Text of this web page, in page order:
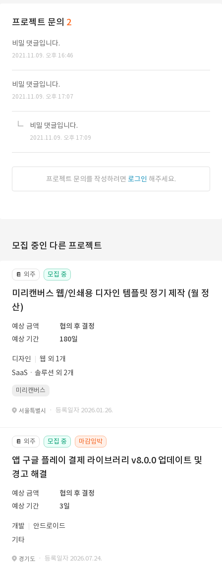
프로젝트 문의 2
비밀 댓글입니다.
2021.11.09. 오후 16:46
비밀 댓글입니다.
2021.11.09. 오후 17:07
비밀 댓글입니다.
2021.11.09. 오후 17:09
프로젝트 문의를 작성하려면 로그인 해주세요.
모집 중인 다른 프로젝트
📔 외주 모집 중
미리캔버스 웹/인쇄용 디자인 템플릿 정기 제작 (월 정
산)
예상 금액
협의 후 결정
예상 기간
180일
디자인
웹 외 1개
SaaSㆍ솔루션 외 2개
미리캔버스
서울특별시 · 등록일자 2026.01.26.
📔 외주 모집 중 마감임박
앱 구글 플레이 결제 라이브러리 v8.0.0 업데이트 및
경고 해결
예상 금액
협의 후 결정
예상 기간
3일
개발
안드로이드
기타
경기도 · 등록일자 2026.07.24.